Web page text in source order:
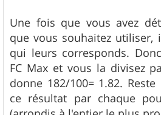
Une fois que vous avez
que vous souhaitez utiliser,
qui leurs corresponds.
FC Max et vous la divisez
donne 182/100= 1.82.
ce résultat par chaque